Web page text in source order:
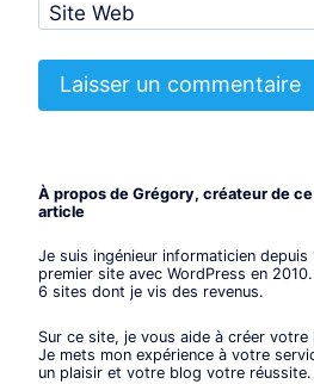
Site Web
À propos de Grégory, créateur de
article
Je suis ingénieur informaticien depuis
premier site avec WordPress en
6 sites dont je vis des revenus.
Sur ce site, je vous aide à créer
Je mets mon expérience à votre
un plaisir et votre blog votre réussite.